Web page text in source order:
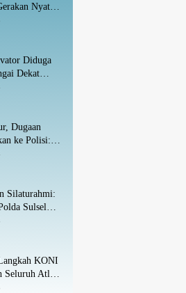
Nyata
Bahagia
Diduga
Dekat
Luwu
Dugaan
ke Polisi:
hingga
Silaturahmi:
Sulsel
PBHI
KONI
Seluruh Atlet